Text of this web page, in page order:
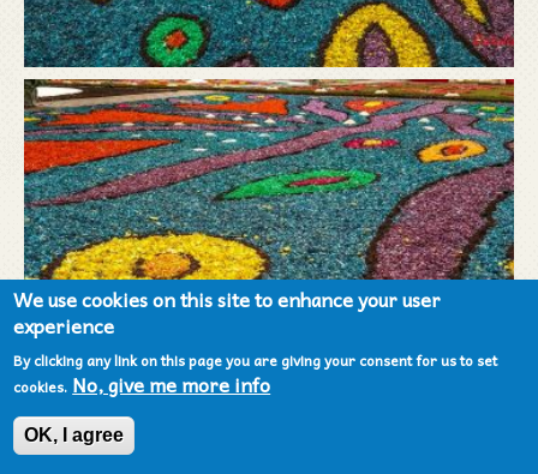
We use cookies on this site to enhance your user
experience
By clicking any link on this page you are giving your consent for us to set
cookies. No, give me more info
OK, I agree